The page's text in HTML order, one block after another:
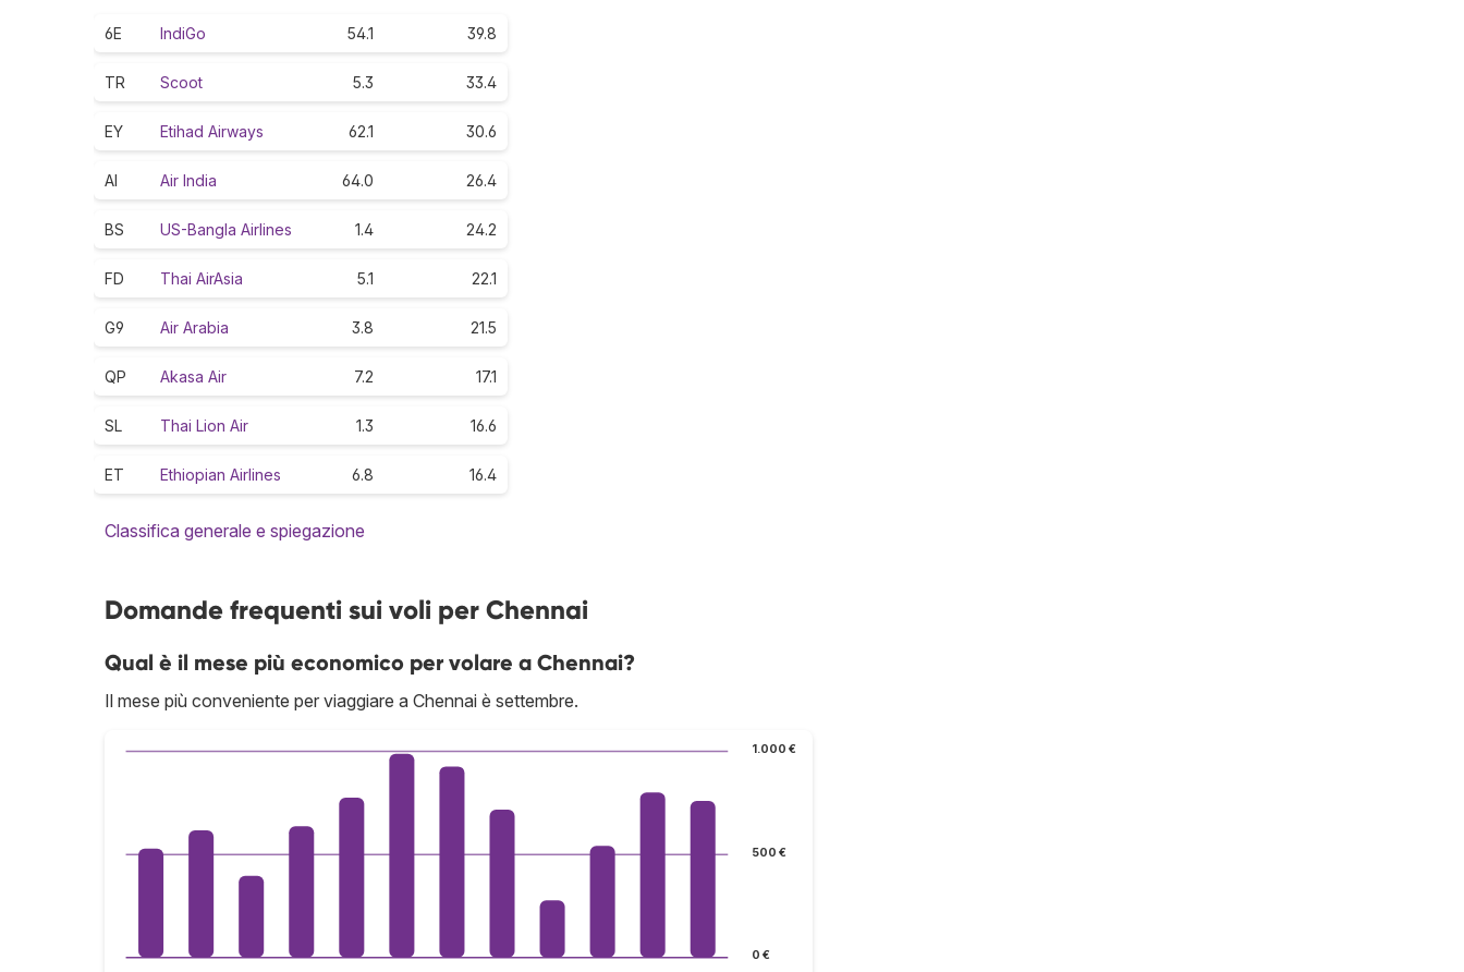
6E IndiGo 54.1 39.8
TR Scoot 5.3 33.4
EY Etihad Airways 62.1 30.6
AI Air India 64.0 26.4
BS US-Bangla Airlines 1.4 24.2
FD Thai AirAsia 5.1 22.1
G9 Air Arabia 3.8 21.5
QP Akasa Air 7.2 17.1
SL Thai Lion Air 1.3 16.6
ET Ethiopian Airlines 6.8 16.4
Classifica generale e spiegazione
Domande frequenti sui voli per Chennai
Qual è il mese più economico per volare a Chennai?
Il mese più conveniente per viaggiare a Chennai è settembre.
0 €
500 €
1.000 €